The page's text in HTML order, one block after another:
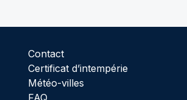
Contact
Certificat d’intempérie
Météo-villes
FAQ